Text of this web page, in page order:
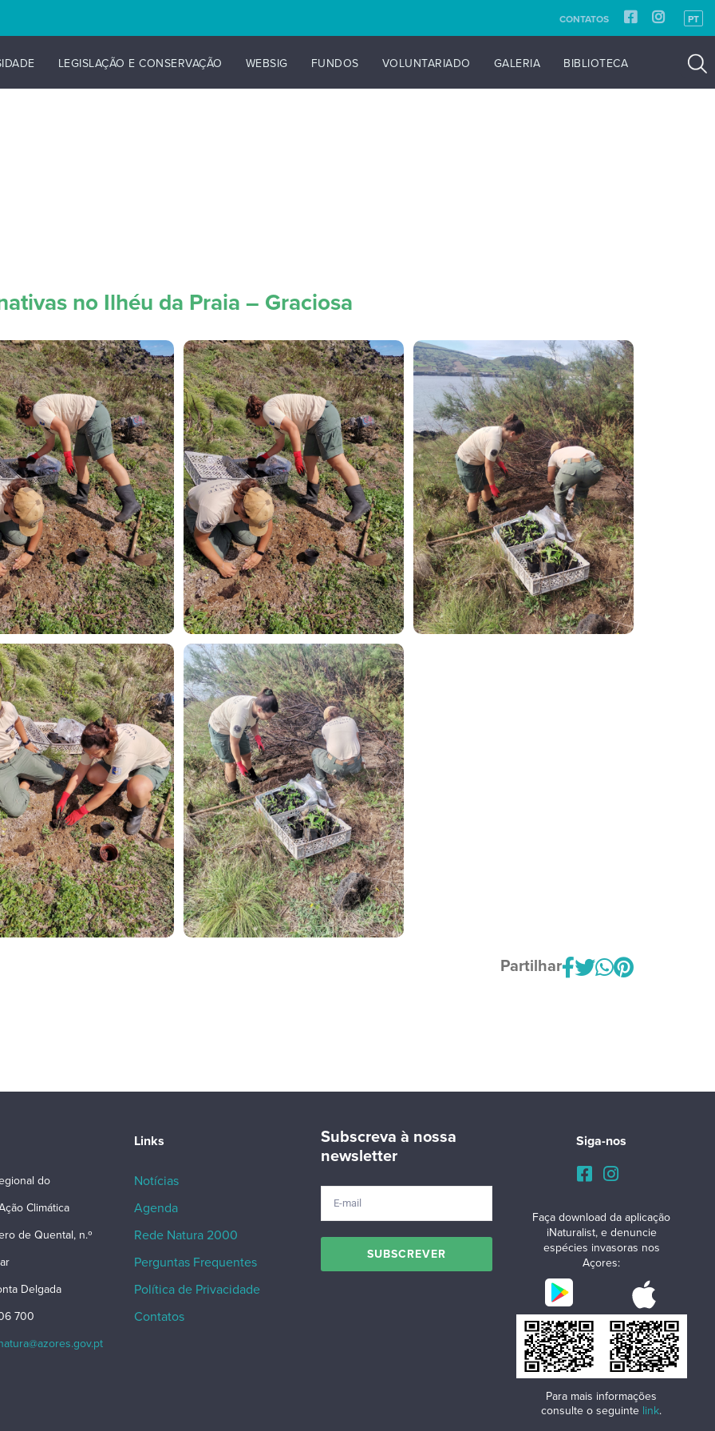
CONTATOS PT
LEGISLAÇÃO E CONSERVAÇÃO WEBSIG FUNDOS VOLUNTARIADO GALERIA BIBLIOTECA
no Ilhéu da Praia – Graciosa
Partilhar
do
Climática
de Quental, n.º
Delgada
700
Links
Notícias
Agenda
Rede Natura 2000
Perguntas Frequentes
Política de Privacidade
Contatos
Subscreva à nossa
newsletter
Siga-nos
Faça download da aplicação
iNaturalist, e denuncie
espécies invasoras nos
Açores:
Para mais informações
consulte o seguinte link.